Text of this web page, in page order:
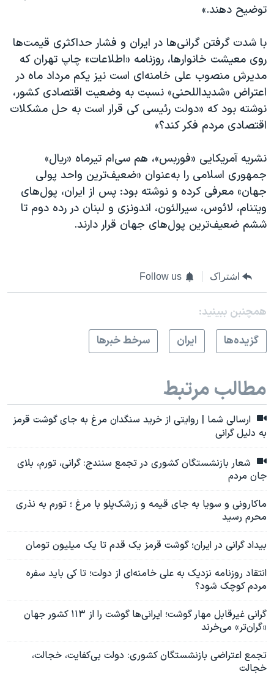
توضیح دهند.»
با شدت گرفتن گرانی‌ها در ایران و فشار حداکثری قیمت‌ها
روی معیشت خانوارها، روزنامه «اطلاعات» چاپ تهران که
مدیرش منصوب علی خامنه‌ای است نیز یکم مرداد ماه در
اعتراض «شدید‌اللحنی» نسبت به وضعیت اقتصادی کشور،
نوشته بود که «دولت رئیسی کی قرار است به حل مشکلات
اقتصادی مردم فکر کند؟»
نشریه آمریکایی «فوربس»، هم سی‌ام تیرماه «ریال»
جمهوری اسلامی را به‌عنوان «ضعیف‌ترین واحد پولی
جهان» معرفی کرده و نوشته بود: پس از ایران، پول‌های
ویتنام، لائوس، سیرالئون، اندونزی و لبنان در رده دوم تا
ششم ضعیف‌ترین پول‌های جهان قرار دارند.
اشتراک Follow us
همچنبن ببینید:
گزيده‌ها
ايران سرخط خبرها
مطالب مرتبط
ارسالی شما | روایتی از خرید سنگدان مرغ به جای گوشت قرمز
به دلیل گرانی
شعار بازنشستگان کشوری در تجمع سنندج: گرانی، تورم، بلای
جان مردم
ماکارونی و سویا به جای قیمه و زرشک‌پلو با مرغ ؛ تورم به نذری
محرم رسید
بیداد گرانی در ایران؛ گوشت قرمز یک قدم تا یک میلیون تومان
انتقاد روزنامه نزدیک به علی خامنه‌ای از دولت؛ تا کی باید سفره
مردم کوچک شود؟
گرانی غیرقابل مهار گوشت؛ ایرانی‌ها گوشت را از ۱۱۳ کشور جهان
«گران‌تر» می‌خرند
تجمع اعتراضی بازنشستگان کشوری: دولت بی‌کفایت، خجالت،
خجالت